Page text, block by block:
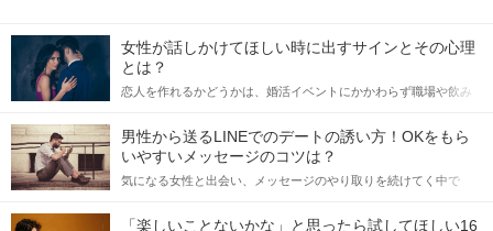
女性が話しかけてほしい時に出すサインとその心理
とは？
恋人を作れるかどうかは、婚活イベントにかかわらず職場や飲み
てアプローチできるかにも左右されます。 これから恋人作りを本
格的に始めようとしている方は、女性が異性を求めて出すサイン
をしっかりと理解し、正しい行動に移せるかどうかが重要。 この
記事では、女性が話しかけて欲しい時に出すサインとその心理を
合にどのような行動に繋げるべきかをご紹介していきます。
男性から送るLINEでのデートの誘い方！OKをもら
いやすいメッセージのコツは？
気になる女性と出会い、メッセージのやり取りを続けてく中で
しかし、中には「どう誘ったらいいの？」とお困りの男性もいら
「楽しいことないかな」と思ったら試してほしい16